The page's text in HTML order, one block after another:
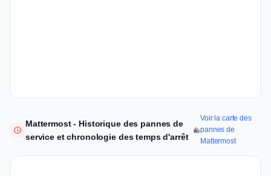
Mattermost - Historique des pannes de
service et chronologie des temps d'arrêt
Voir la carte des
pannes de
Mattermost